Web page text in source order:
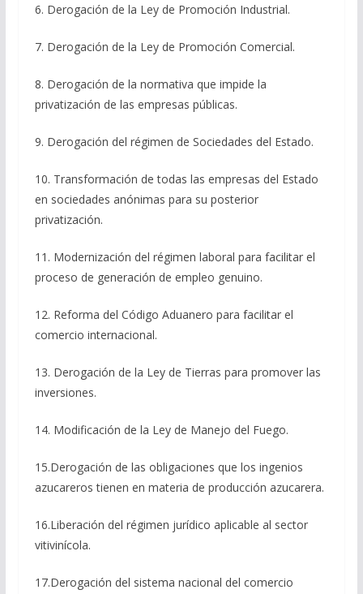
6. Derogación de la Ley de Promoción Industrial.
7. Derogación de la Ley de Promoción Comercial.
8. Derogación de la normativa que impide la
privatización de las empresas públicas.
9. Derogación del régimen de Sociedades del Estado.
10. Transformación de todas las empresas del Estado
en sociedades anónimas para su posterior
privatización.
11. Modernización del régimen laboral para facilitar el
proceso de generación de empleo genuino.
12. Reforma del Código Aduanero para facilitar el
comercio internacional.
13. Derogación de la Ley de Tierras para promover las
inversiones.
14. Modificación de la Ley de Manejo del Fuego.
15.Derogación de las obligaciones que los ingenios
azucareros tienen en materia de producción azucarera.
16.Liberación del régimen jurídico aplicable al sector
vitivinícola.
17.Derogación del sistema nacional del comercio